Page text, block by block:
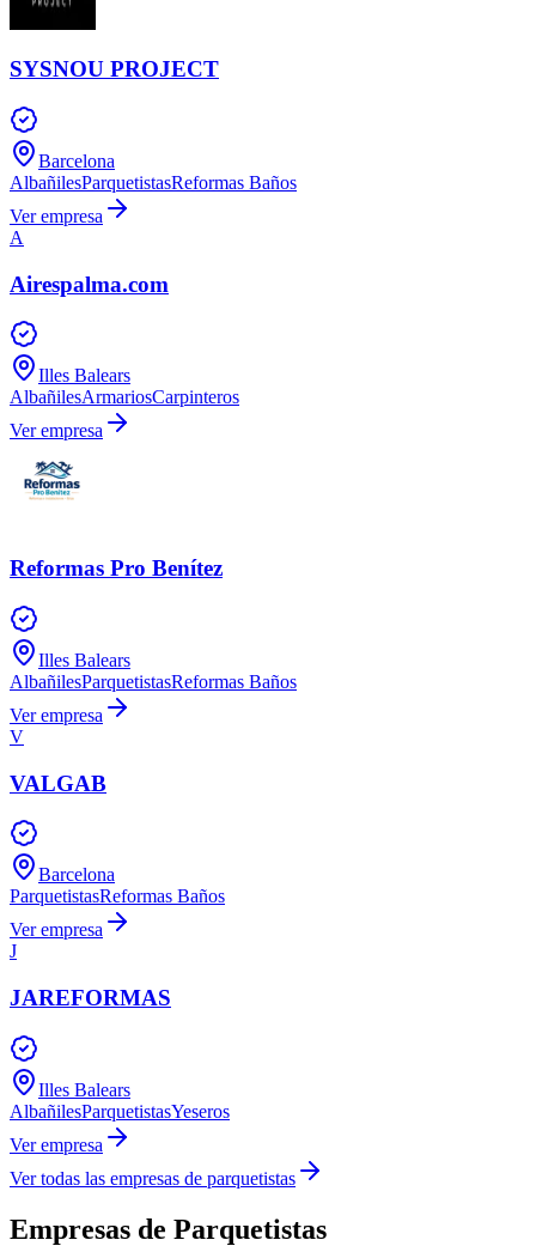
SYSNOU PROJECT
Barcelona
AlbañilesParquetistasReformas Baños
Ver empresa
A
Airespalma.com
Illes Balears
AlbañilesArmariosCarpinteros
Ver empresa
Reformas Pro Benítez
Illes Balears
AlbañilesParquetistasReformas Baños
Ver empresa
V
VALGAB
Barcelona
ParquetistasReformas Baños
Ver empresa
J
JAREFORMAS
Illes Balears
AlbañilesParquetistasYeseros
Ver empresa
Ver todas las empresas de parquetistas
Empresas de Parquetistas